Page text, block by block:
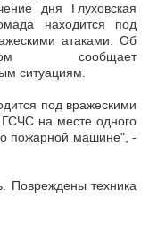
дня Глуховская
находится под
атаками. Об
сообщает
ситуациям.
под вражескими
на месте одного
пожарной машине", -
Повреждены техника